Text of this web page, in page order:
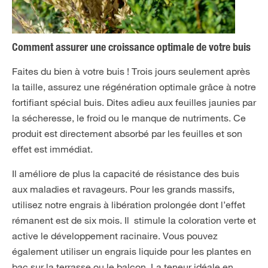
Comment assurer une croissance optimale de votre buis
Faites du bien à votre buis ! Trois jours seulement après
la taille, assurez une régénération optimale grâce à notre
fortifiant spécial buis. Dites adieu aux feuilles jaunies par
la sécheresse, le froid ou le manque de nutriments. Ce
produit est directement absorbé par les feuilles et son
effet est immédiat.
Il améliore de plus la capacité de résistance des buis
aux maladies et ravageurs. Pour les grands massifs,
utilisez notre engrais à libération prolongée dont l’effet
rémanent est de six mois. Il stimule la coloration verte et
active le développement racinaire. Vous pouvez
également utiliser un engrais liquide pour les plantes en